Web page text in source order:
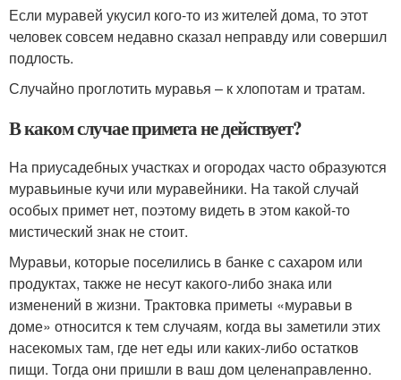
Если муравей укусил кого-то из жителей дома, то этот
человек совсем недавно сказал неправду или совершил
подлость.
Случайно проглотить муравья – к хлопотам и тратам.
В каком случае примета не действует?
На приусадебных участках и огородах часто образуются
муравьиные кучи или муравейники. На такой случай
особых примет нет, поэтому видеть в этом какой-то
мистический знак не стоит.
Муравьи, которые поселились в банке с сахаром или
продуктах, также не несут какого-либо знака или
изменений в жизни. Трактовка приметы «муравьи в
доме» относится к тем случаям, когда вы заметили этих
насекомых там, где нет еды или каких-либо остатков
пищи. Тогда они пришли в ваш дом целенаправленно.